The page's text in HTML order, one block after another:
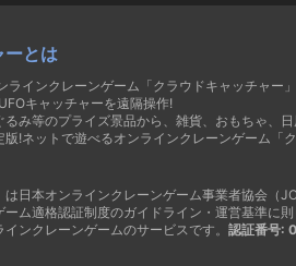
ーとは
ラインクレーンゲーム「クラウドキャッチャー
キャッチャーを遠隔操作!
るみ等のプライズ景品から、雑貨、おもちゃ、日
!ネットで遊べるオンラインクレーンゲーム「
は日本オンラインクレーンゲーム事業者協会（
ム適格認証制度のガイドライン・運営基準に
ンクレーンゲームのサービスです。 認証番号: